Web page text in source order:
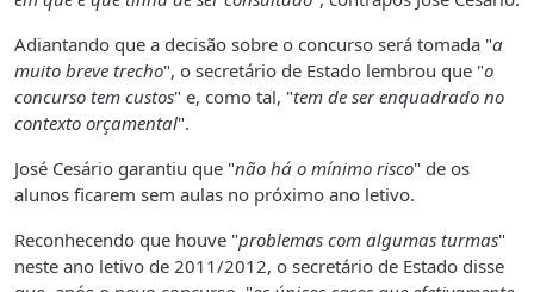
Adiantando que a decisão sobre o concurso será tomada "a
muito breve trecho", o secretário de Estado lembrou que "o
concurso tem custos" e, como tal, "tem de ser enquadrado no
contexto orçamental".
José Cesário garantiu que "não há o mínimo risco" de os
alunos ficarem sem aulas no próximo ano letivo.
Reconhecendo que houve "problemas com algumas turmas"
neste ano letivo de 2011/2012, o secretário de Estado disse